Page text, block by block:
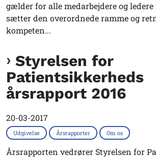
gælder for alle medarbejdere og
sætter den overordnede ramme og
kompeten...
Styrelsen for
Patientsikkerheds
årsrapport 2016
20-03-2017
Udgivelse Årsrapporter Om os
Årsrapporten vedrører Styrelsen for